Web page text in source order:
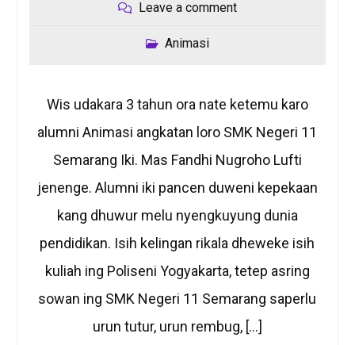
Leave a comment
Animasi
Wis udakara 3 tahun ora nate ketemu karo
alumni Animasi angkatan loro SMK Negeri 11
Semarang Iki. Mas Fandhi Nugroho Lufti
jenenge. Alumni iki pancen duweni kepekaan
kang dhuwur melu nyengkuyung dunia
pendidikan. Isih kelingan rikala dheweke isih
kuliah ing Poliseni Yogyakarta, tetep asring
sowan ing SMK Negeri 11 Semarang saperlu
urun tutur, urun rembug, […]